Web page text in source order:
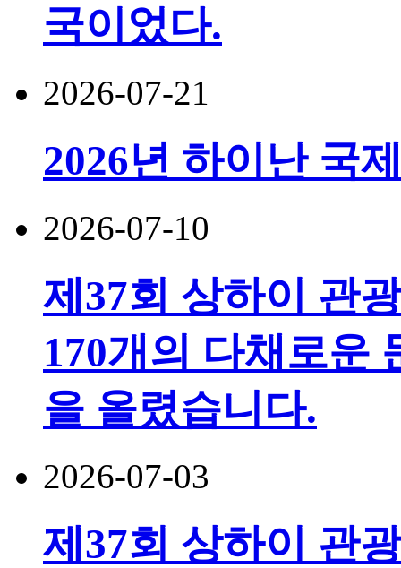
국이었다.
2026-07-21
2026년 하이난 국
2026-07-10
제37회 상하이 관
170개의 다채로운
을 올렸습니다.
2026-07-03
제37회 상하이 관